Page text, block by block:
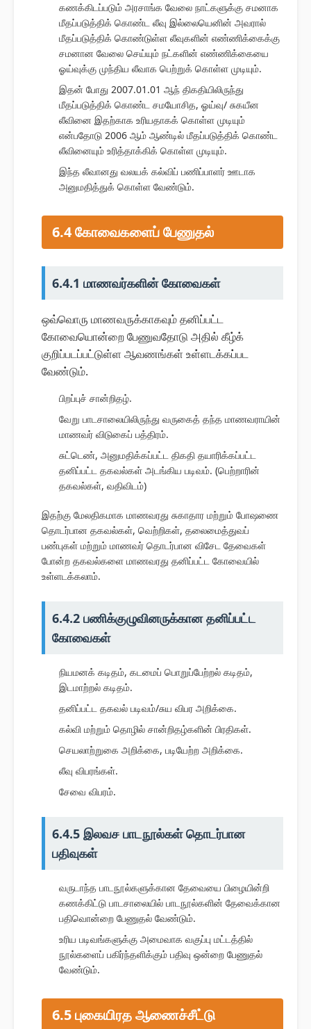
கணக்கிடப்படும் அரசாங்க வேலை நாட்களுக்கு சமனாக
மீதப்படுத்திக் கொண்ட லீவு இல்லையெனின் அவரால்
மீதப்படுத்திக் கொண்டுள்ள லீவுகளின் எண்ணிக்கைக்கு
சமனான வேலை செய்யும் நட்களின் எண்ணிக்கையை
ஓய்வுக்கு முந்திய லீவாக பெற்றுக் கொள்ள முடியும்.
இதன் போது 2007.01.01 ஆந் திகதியிலிருந்து
மீதப்படுத்திக் கொண்ட சமயோசித, ஓய்வு/ சுகயீன
லீவினை இதற்காக உரியதாகக் கொள்ள முடியும்
என்பதோடு 2006 ஆம் ஆண்டில் மீதப்படுத்திக் கொண்ட
லீவினையும் உரித்தாக்கிக் கொள்ள முடியும்.
இந்த லீவானது வலயக் கல்விப் பணிப்பாளர் ஊடாக
அனுமதித்துக் கொள்ள வேண்டும்.
6.4 கோவைகளைப் பேணுதல்
6.4.1 மாணவர்களின் கோவைகள்
ஒவ்வொரு மாணவருக்காகவும் தனிப்பட்ட
கோவையொன்றை பேணுவதோடு அதில் கீழ்க்
குறிப்படப்பட்டுள்ள ஆவணங்கள் உள்ளடக்கப்பட
வேண்டும்.
பிறப்புச் சான்றிதழ்.
வேறு பாடசாலையிலிருந்து வருகைத் தந்த மாணவராயின்
மாணவர் விடுகைப் பத்திரம்.
சுட்டெண், அனுமதிக்கப்பட்ட திகதி தயாரிக்கப்பட்ட
தனிப்பட்ட தகவல்கள் அடங்கிய படிவம். (பெற்றாரின்
தகவல்கள், வதிவிடம்)
இதற்கு மேலதிகமாக மாணவரது சுகாதார மற்றும் போஷணை
தொடர்பான தகவல்கள், வெற்றிகள், தலைமைத்துவப்
பண்புகள் மற்றும் மாணவர் தொடர்பான விசேட தேவைகள்
போன்ற தகவல்களை மாணவரது தனிப்பட்ட கோவையில்
உள்ளடக்கலாம்.
6.4.2 பணிக்குழுவினருக்கான தனிப்பட்ட
கோவைகள்
நியமனக் கடிதம், கடமைப் பொறுப்பேற்றல் கடிதம்,
இடமாற்றல் கடிதம்.
தனிப்பட்ட தகவல் படிவம்/சுய விபர அறிக்கை.
கல்வி மற்றும் தொழில் சான்றிதழ்களின் பிரதிகள்.
செயலாற்றுகை அறிக்கை, படியேற்ற அறிக்கை.
லீவு விபரங்கள்.
சேவை விபரம்.
6.4.5 இலவச பாடநூல்கள் தொடர்பான
பதிவுகள்
வருடாந்த பாடநூல்களுக்கான தேவையை பிழையின்றி
கணக்கிட்டு பாடசாலையில் பாடநூல்களின் தேவைக்கான
பதிவொன்றை பேணுதல் வேண்டும்.
உரிய படிவங்களுக்கு அமைவாக வகுப்பு மட்டத்தில்
நூல்களைப் பகிர்ந்தளிக்கும் பதிவு ஒன்றை பேணுதல்
வேண்டும்.
6.5 புகையிரத ஆணைச்சீட்டு